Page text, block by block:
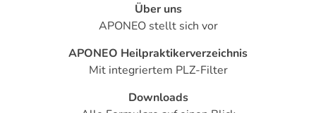
Über uns
APONEO stellt sich vor
APONEO Heilpraktikerverzeichnis
Mit integriertem PLZ-Filter
Downloads